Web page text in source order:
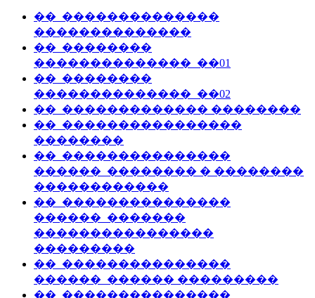
��_��������������
��������������
��_��������
��������������_��01
��_��������
��������������_��02
��_������������� ��������
��_����������������
��������
��_���������������
������_�������� � ��������
������������
��_���������������
������_�������
����������������
���������
��_���������������
������_������ ���������
��_���������������